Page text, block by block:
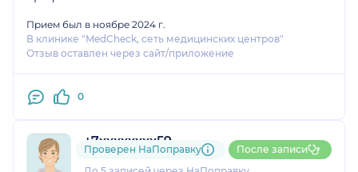
Прием был в ноябре 2024 г.
В клинике "MedCheck, сеть медицинских центров"
Отзыв оставлен через сайт/приложение
0
+7xxxxxxxx59
2 отзыва
Проверен НаПоправку После записи